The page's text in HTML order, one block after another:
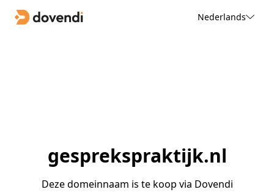
Nederlands
gesprekspraktijk.nl
Deze domeinnaam is te koop via Dovendi